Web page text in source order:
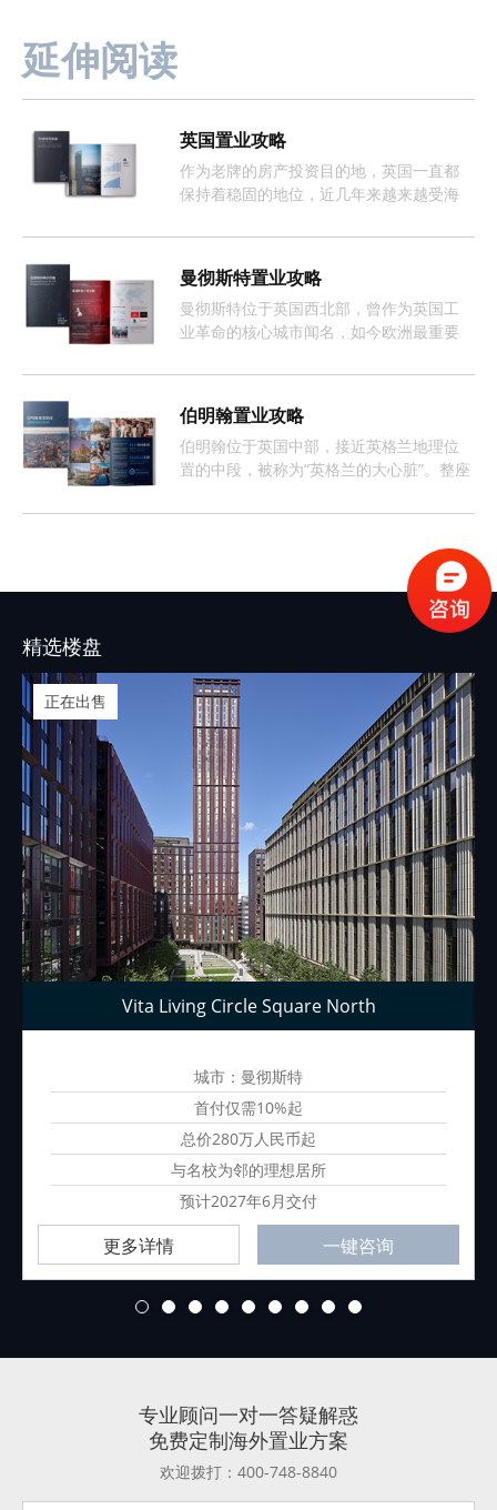
延伸阅读
英国置业攻略
作为老牌的房产投资目的地，英国一直都
保持着稳固的地位，近几年来越来越受海
曼彻斯特置业攻略
曼彻斯特位于英国西北部，曾作为英国工
业革命的核心城市闻名，如今欧洲最重要
伯明翰置业攻略
伯明翰位于英国中部，接近英格兰地理位
置的中段，被称为“英格兰的大心脏”。整座
伯明翰的租房市场长期呈现供不应求的情
精选楼盘
正在出售
Vita Living Circle Square North
城市：曼彻斯特
首付仅需10%起
总价280万人民币起
与名校为邻的理想居所
预计2027年6月交付
更多详情 一键咨询
3 4 5 6 7 8 9
专业顾问一对一答疑解惑
免费定制海外置业方案
欢迎拨打：400-748-8840